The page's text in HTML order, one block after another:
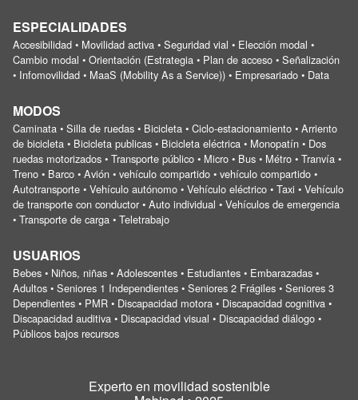
ESPECIALIDADES
Accesibilidad • Movilidad activa • Seguridad vial • Elección modal •
Cambio modal • Orientación (Estrategia • Plan de acceso • Señalización
• Infomovilidad • MaaS (Mobility As a Service)) • Empresariado • Data
MODOS
Caminata • Silla de ruedas • Bicicleta • Ciclo-estacionamiento • Arriento
de bicicleta • Bicicleta publicas • Bicicleta eléctrica • Monopatín • Dos
ruedas motorizados • Transporte público • Micro • Bus • Métro • Tranvía •
Treno • Barco • Avión • vehículo compartido • vehículo compartido •
Autotransporte • Vehículo autónomo • Vehículo eléctrico • Taxi • Vehículo
de transporte con conductor • Auto individual • Vehículos de emergencia
• Transporte de carga • Teletrabajo
USUARIOS
Bebes • Niños, niñas • Adolescentes • Estudiantes • Embarazadas •
Adultos • Seniores 1 Independientes • Seniores 2 Frágiles • Seniores 3
Dependientes • PMR • Discapacidad motora • Discapacidad cognitiva •
Discapacidad auditiva • Discapacidad visual • Discapacidad diálogo •
Públicos bajos recursos
Experto en movilidad sostenible